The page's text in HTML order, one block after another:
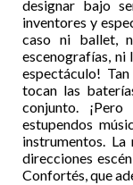
designar bajo
inventores y
caso ni ballet,
escenografías, ni
espectáculo!
tocan las
conjunto.
estupendos
instrumentos.
direcciones
Confortés, que